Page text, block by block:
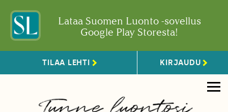
Lataa Suomen Luonto -sovellus
Google Play Storesta!
TILAA LEHTI KIRJAUDU